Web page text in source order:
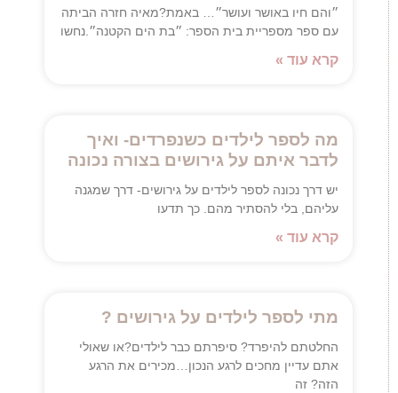
״והם חיו באושר ועושר״… באמת?מאיה חזרה הביתה
עם ספר מספריית בית הספר: ״בת הים הקטנה״.נחשו
קרא עוד »
מה לספר לילדים כשנפרדים- ואיך
לדבר איתם על גירושים בצורה נכונה
יש דרך נכונה לספר לילדים על גירושים- דרך שמגנה
עליהם, בלי להסתיר מהם. כך תדעו
קרא עוד »
מתי לספר לילדים על גירושים ?
החלטתם להיפרד? סיפרתם כבר לילדים?או שאולי
אתם עדיין מחכים לרגע הנכון…מכירים את הרגע
הזה? זה